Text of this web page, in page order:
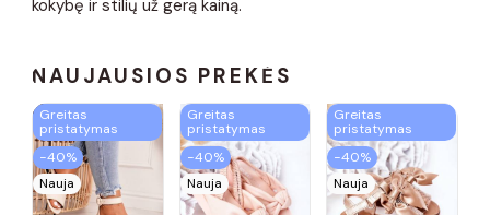
kokybę ir stilių už gerą kainą.
NAUJAUSIOS PREKĖS
Greitas
pristatymas
−40%
Nauja
Greitas
pristatymas
−40%
Nauja
Greitas
pristatymas
−40%
Nauja